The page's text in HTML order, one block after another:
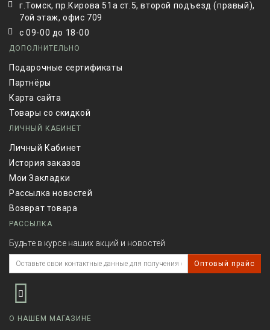
г.Томск, пр.Кирова 51а ст.5, второй подъезд (правый),
7ой этаж, офис 709
с 09-00 до 18-00
ДОПОЛНИТЕЛЬНО
Подарочные сертификаты
Партнёры
Карта сайта
Товары со скидкой
ЛИЧНЫЙ КАБИНЕТ
Личный Кабинет
История заказов
Мои Закладки
Рассылка новостей
Возврат товара
РАССЫЛКА
Будьте в курсе наших акций и новостей
Оптовый прайс
О НАШЕМ МАГАЗИНЕ